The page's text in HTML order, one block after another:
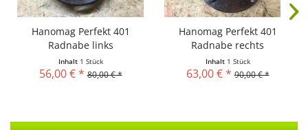
Hanomag Perfekt 401
Radnabe links
Inhalt 1 Stück
56,00 € * 80,00 € *
Hanomag Perfekt 401
Radnabe rechts
Inhalt 1 Stück
63,00 € * 90,00 € *